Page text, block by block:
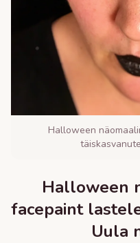
Halloween
Halloween
facepaint
Uula